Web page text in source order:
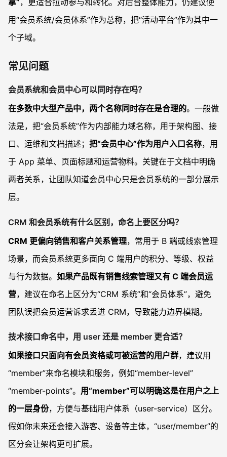
拿”，更适合拉动参与和转化。对后台整体能力，仍建议使
用“会员系统/会员体系”作为总称，把“活动平台”作为其中一
个子域。
常见问题
会员系统和会员中心可以同时存在吗？
在多数中大型产品中，两个名称同时存在是合理的。一般做
法是，把“会员系统”作为内部能力域名称，用于架构图、接
口、运维和文档描述； 把“会员中心”作为用户入口名称，用
于 App 菜单、页面标题和运营物料。关键在于文档中明确
两者关系，让团队知道会员中心只是会员系统的一部分展示
层。
CRM 和会员系统有什么区别，命名上要区分吗？
CRM 更偏向销售和客户关系管理，常用于 B 端或线索管理
场景，而会员系统更多面向 C 端用户的积分、等级、权益
与行为数据。 如果产品既有销售线索管理又有 C 端会员运
营，建议在命名上区分为“CRM 系统”和“会员体系”，避免
团队误把会员运营诉求丢进 CRM，导致能力边界模糊。
技术接口命名中，用 user 还是 member 更合适？
如果接口只面向有会员资格或可被运营的用户群，建议用
“member”来命名模块和服务，例如“member-level”
“member-points”。 用“member”可以明确这是在用户之上
的一层身份，方便与基础用户体系（user-service）区分。
假如你未来还会接入游客、设备等主体，“user/member”的
区分会让架构更可扩展。